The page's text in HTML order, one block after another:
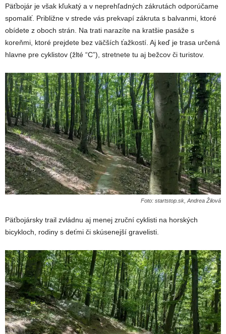
Päťbojár je však kľukatý a v neprehľadných zákrutách odporúčame
spomaliť. Približne v strede vás prekvapí zákruta s balvanmi, ktoré
obídete z oboch strán. Na trati narazíte na kratšie pasáže s
koreňmi, ktoré prejdete bez väčších ťažkostí. Aj keď je trasa určená
hlavne pre cyklistov (žlté “C”), stretnete tu aj bežcov či turistov.
Foto: startstop.sk, Andrea Žilová
Päťbojársky trail zvládnu aj menej zruční cyklisti na horských
bicykloch, rodiny s deťmi či skúsenejší gravelisti.